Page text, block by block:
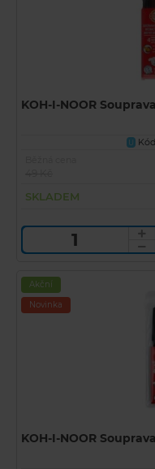
KOH-I-NOOR
U
SKLADEM
Akční
Novinka
KOH-I-NOOR